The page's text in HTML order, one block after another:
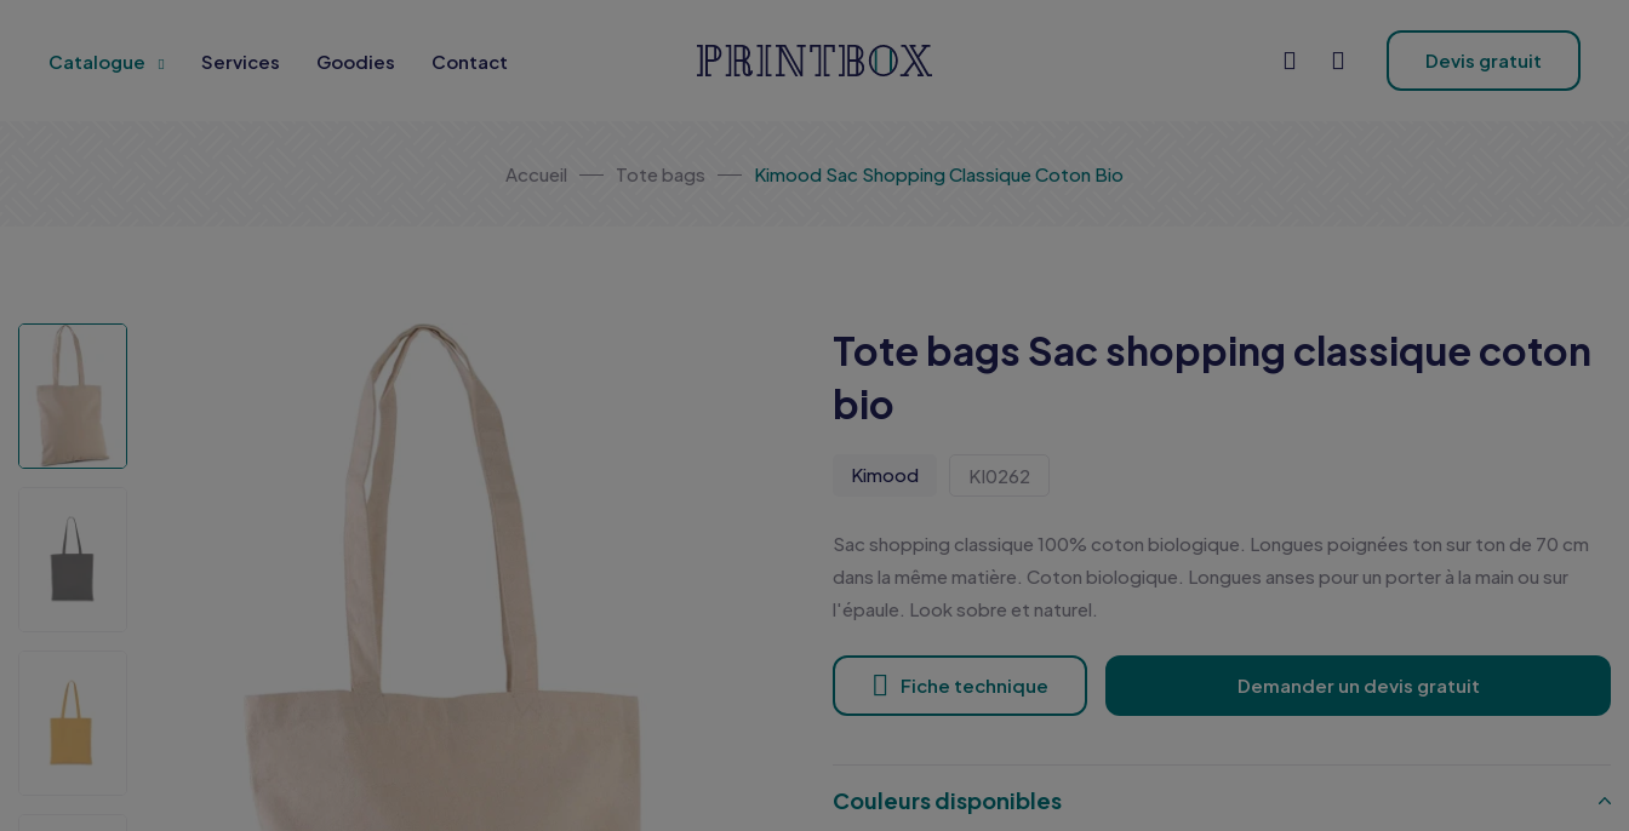
Catalogue Services Goodies Contact Devis gratuit
Accueil Tote bags Kimood Sac Shopping Classique Coton Bio
Tote bags Sac shopping classique coton
bio
Kimood KI0262
Sac shopping classique 100% coton biologique. Longues poignées ton sur ton de 70 cm
dans la même matière. Coton biologique. Longues anses pour un porter à la main ou sur
l'épaule. Look sobre et naturel.
Fiche technique Demander un devis gratuit
Couleurs disponibles